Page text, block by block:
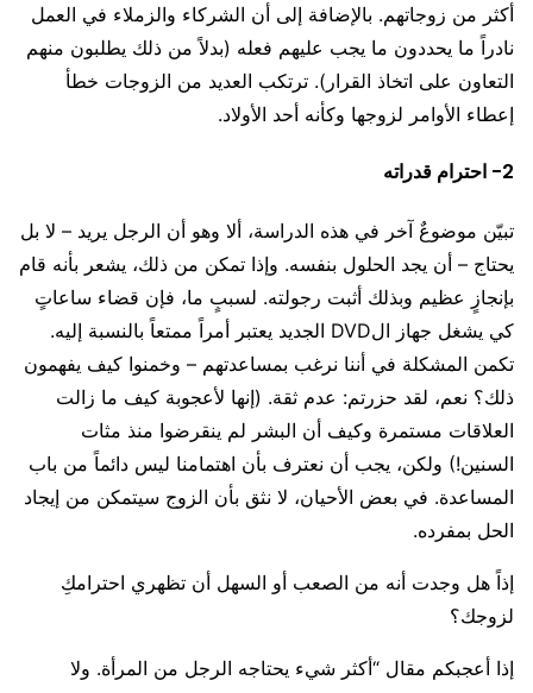
أكثر من زوجاتهم. بالإضافة إلى أن الشركاء والزملاء في العمل
نادراً ما يحددون ما يجب عليهم فعله (بدلاً من ذلك يطلبون منهم
التعاون على اتخاذ القرار). ترتكب العديد من الزوجات خطأ
إعطاء الأوامر لزوجها وكأنه أحد الأولاد.
2- احترام قدراته
تبيّن موضوعٌ آخر في هذه الدراسة، ألا وهو أن الرجل يريد – لا بل
يحتاج – أن يجد الحلول بنفسه. وإذا تمكن من ذلك، يشعر بأنه قام
بإنجازٍ عظيم وبذلك أثبت رجولته. لسببٍ ما، فإن قضاء ساعاتٍ
كي يشغل جهاز الDVD الجديد يعتبر أمراً ممتعاً بالنسبة إليه.
تكمن المشكلة في أننا نرغب بمساعدتهم – وخمنوا كيف يفهمون
ذلك؟ نعم، لقد حزرتم: عدم ثقة. (إنها لأعجوبة كيف ما زالت
العلاقات مستمرة وكيف أن البشر لم ينقرضوا منذ مثات
السنين!) ولكن، يجب أن نعترف بأن اهتمامنا ليس دائماً من باب
المساعدة. في بعض الأحيان، لا نثق بأن الزوج سيتمكن من إيجاد
الحل بمفرده.
إذاً هل وجدت أنه من الصعب أو السهل أن تظهري احترامكِ
لزوجك؟
إذا أعجبكم مقال “أكثر شيء يحتاجه الرجل من المرأة. ولا